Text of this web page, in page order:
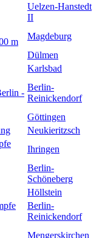
Uelzen-Hanstedt
II
m
Magdeburg
Dülmen
Karlsbad
-
Berlin-
Reinickendorf
Göttingen
Neukieritzsch
Ihringen
Berlin-
Schöneberg
Höllstein
Berlin-
Reinickendorf
Mengerskirchen